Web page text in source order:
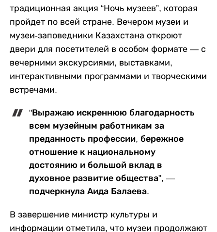
традиционная акция “Ночь музеев”, которая
пройдет по всей стране. Вечером музеи и
музеи-заповедники Казахстана откроют
двери для посетителей в особом формате — с
вечерними экскурсиями, выставками,
интерактивными программами и творческими
встречами.
"Выражаю искреннюю благодарность
всем музейным работникам за
преданность профессии, бережное
отношение к национальному
достоянию и большой вклад в
духовное развитие общества", —
подчеркнула Аида Балаева.
В завершение министр культуры и
информации отметила, что музеи продолжают